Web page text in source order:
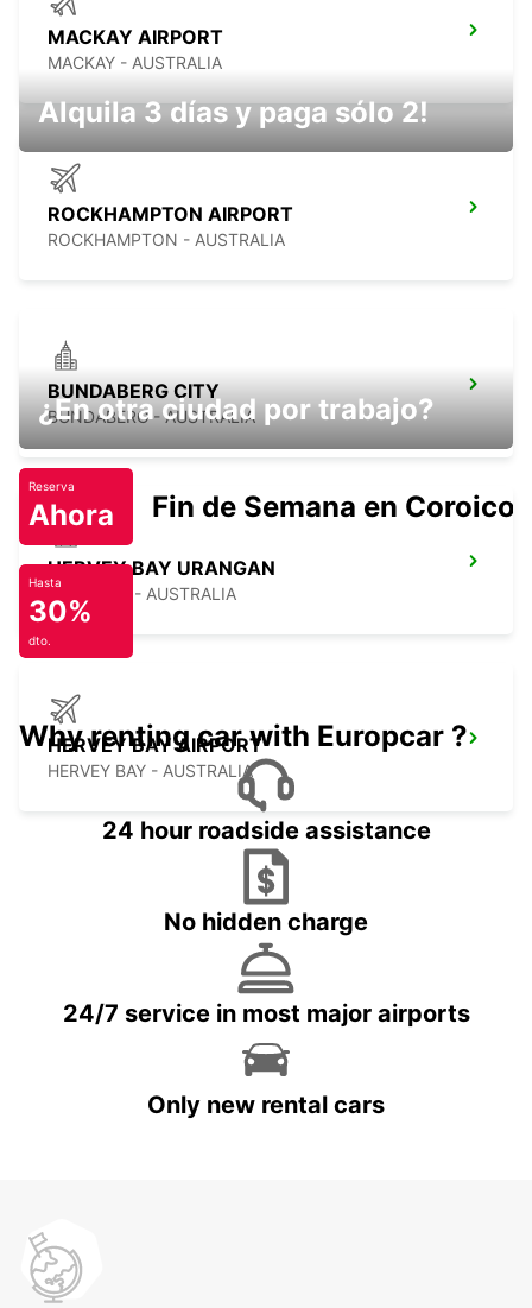
MACKAY AIRPORT
MACKAY - AUSTRALIA
ROCKHAMPTON AIRPORT
ROCKHAMPTON - AUSTRALIA
BUNDABERG CITY
BUNDABERG - AUSTRALIA
HERVEY BAY URANGAN
URANGAN - AUSTRALIA
HERVEY BAY AIRPORT
HERVEY BAY - AUSTRALIA
Alquila 3 días y paga sólo 2!
¿En otra ciudad por trabajo?
Reserva
Ahora Fin de Semana en Coroico.
Hasta
30%
dto.
Why renting car with Europcar ?
24 hour roadside assistance
No hidden charge
24/7 service in most major airports
Only new rental cars